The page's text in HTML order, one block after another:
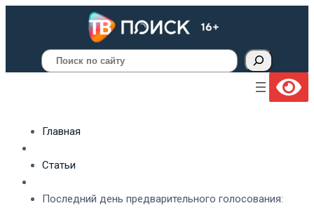
Поиск
Главная
Статьи
Последний день предварительного голосования: